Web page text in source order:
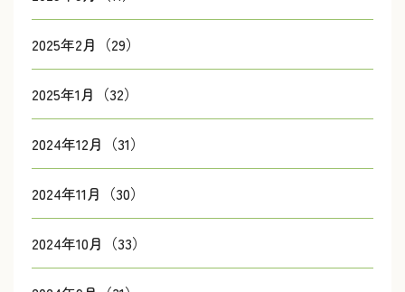
2025年2月（29）
2025年1月（32）
2024年12月（31）
2024年11月（30）
2024年10月（33）